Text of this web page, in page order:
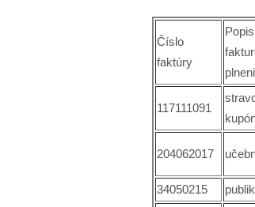
Číslo
faktúry
Popis
117111091
204062017
34050215